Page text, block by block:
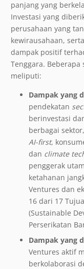
panjang yang
Investasi yang
perusahaan yang
kewirausahaan,
dampak positif
Tenggara.
meliputi:
Dampak yang
pendekatan
berinvestasi
berbagai
AI-first,
dan climate
penggerak
ketahanan
Ventures dan
16 dari 17
(Sustainable
Perserikatan
Dampak yang
Ventures aktif
berkolaborasi